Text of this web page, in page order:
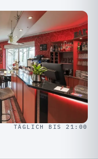
TÄGLICH BIS 21:00